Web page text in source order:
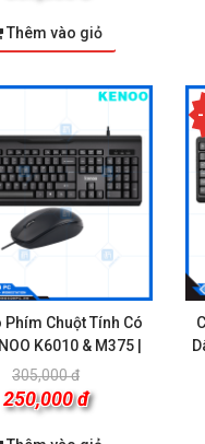
Thêm vào giỏ
Phím Chuột Tính Có
K6010 & M375 |
USB
305,000 đ
250,000 đ